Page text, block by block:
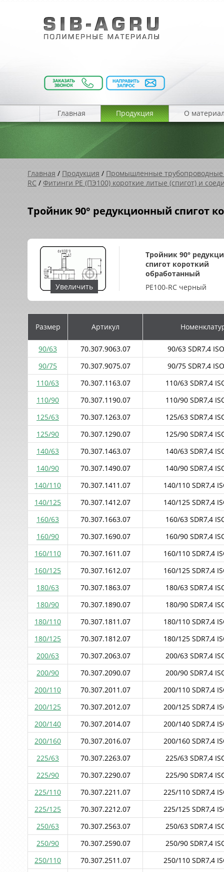
Главная Продукция О
Главная / Продукция / Промышленные
RC / Фитинги PE (ПЭ100) короткие литые (спигот) и
Тройник 90° редукционный спигот
Увеличить
Тройник 90°
спигот короткий
обработанный
PE100-RC черный
Размер Артикул
90/63 70.307.9063.07
90/63 SDR7,4
90/75
70.307.9075.07
90/75 SDR7,4
110/63
70.307.1163.07
110/63 SDR7,4
110/90
70.307.1190.07
110/90 SDR7,4
125/63
70.307.1263.07
125/63 SDR7,4
125/90
70.307.1290.07
125/90 SDR7,4
140/63
70.307.1463.07
140/63 SDR7,4
140/90
70.307.1490.07
140/90 SDR7,4
140/110
70.307.1411.07
140/110 SDR7,4
140/125
70.307.1412.07
140/125 SDR7,4
160/63
70.307.1663.07
160/63 SDR7,4
160/90
70.307.1690.07
160/90 SDR7,4
160/110
70.307.1611.07
160/110 SDR7,4
160/125
70.307.1612.07
160/125 SDR7,4
180/63
70.307.1863.07
180/63 SDR7,4
180/90
70.307.1890.07
180/90 SDR7,4
180/110
70.307.1811.07
180/110 SDR7,4
180/125
70.307.1812.07
180/125 SDR7,4
200/63
70.307.2063.07
200/63 SDR7,4
200/90
70.307.2090.07
200/90 SDR7,4
200/110
70.307.2011.07
200/110 SDR7,4
200/125
70.307.2012.07
200/125 SDR7,4
200/140
70.307.2014.07
200/140 SDR7,4
200/160
70.307.2016.07
200/160 SDR7,4
225/63
70.307.2263.07
225/63 SDR7,4
225/90
70.307.2290.07
225/90 SDR7,4
225/110
70.307.2211.07
225/110 SDR7,4
225/125
70.307.2212.07
225/125 SDR7,4
250/63
70.307.2563.07
250/63 SDR7,4
250/90
70.307.2590.07
250/90 SDR7,4
250/110
70.307.2511.07
250/110 SDR7,4